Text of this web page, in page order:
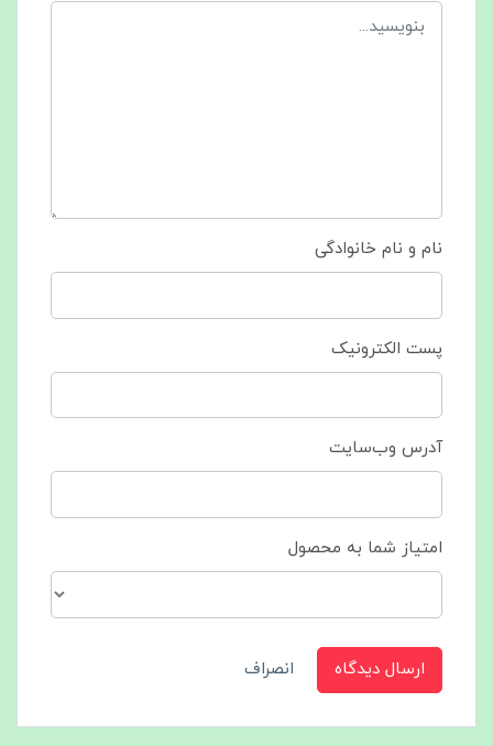
نام و نام خانوادگی
پست الکترونیک
آدرس وب‌سایت
امتیاز شما به محصول
ارسال دیدگاه انصراف